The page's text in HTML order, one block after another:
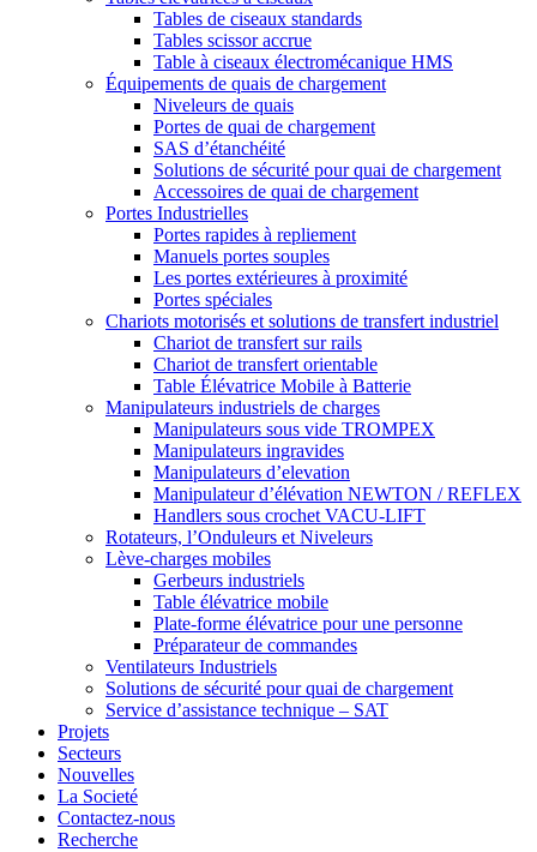
Tables de ciseaux standards
Tables scissor accrue
Table à ciseaux électromécanique HMS
Équipements de quais de chargement
Niveleurs de quais
Portes de quai de chargement
SAS d’étanchéité
Solutions de sécurité pour quai de chargement
Accessoires de quai de chargement
Portes Industrielles
Portes rapides à repliement
Manuels portes souples
Les portes extérieures à proximité
Portes spéciales
Chariots motorisés et solutions de transfert industriel
Chariot de transfert sur rails
Chariot de transfert orientable
Table Élévatrice Mobile à Batterie
Manipulateurs industriels de charges
Manipulateurs sous vide TROMPEX
Manipulateurs ingravides
Manipulateurs d’elevation
Manipulateur d’élévation NEWTON / REFLEX
Handlers sous crochet VACU-LIFT
Rotateurs, l’Onduleurs et Niveleurs
Lève-charges mobiles
Gerbeurs industriels
Table élévatrice mobile
Plate-forme élévatrice pour une personne
Préparateur de commandes
Ventilateurs Industriels
Solutions de sécurité pour quai de chargement
Service d’assistance technique – SAT
Projets
Secteurs
Nouvelles
La Societé
Contactez-nous
Recherche